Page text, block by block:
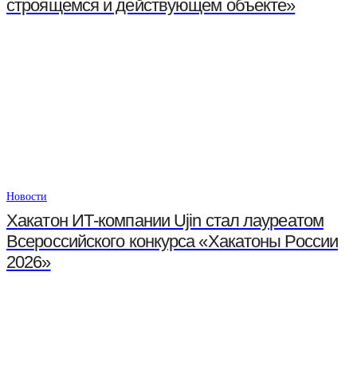
строящемся и действующем объекте»
Новости
Хакатон ИТ-компании Ujin стал лауреатом
Всероссийского конкурса «Хакатоны России
2026»